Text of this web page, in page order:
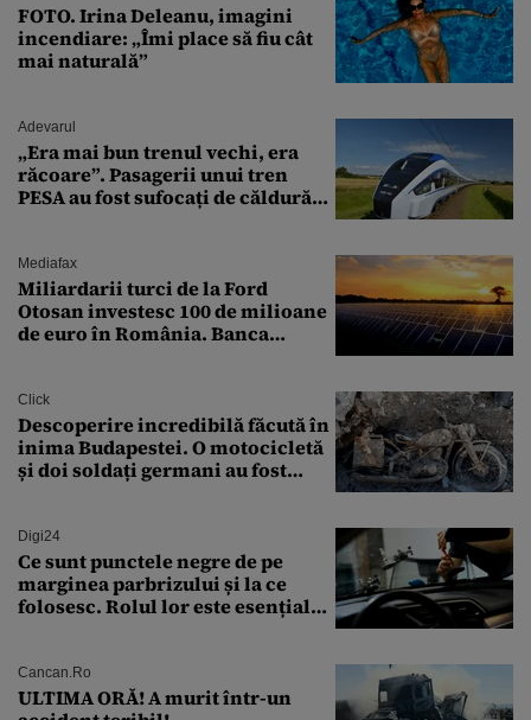
FOTO. Irina Deleanu, imagini
incendiare: „Îmi place să fiu cât
mai naturală”
Adevarul
„Era mai bun trenul vechi, era
răcoare”. Pasagerii unui tren
PESA au fost sufocați de căldură
Mediafax
Miliardarii turci de la Ford
Otosan investesc 100 de milioane
de euro în România. Banca
Click
Descoperire incredibilă făcută în
inima Budapestei. O motocicletă
și doi soldați germani au fost
Digi24
Ce sunt punctele negre de pe
marginea parbrizului și la ce
folosesc. Rolul lor este esențial
Cancan.ro
ULTIMA ORĂ! A murit într-un